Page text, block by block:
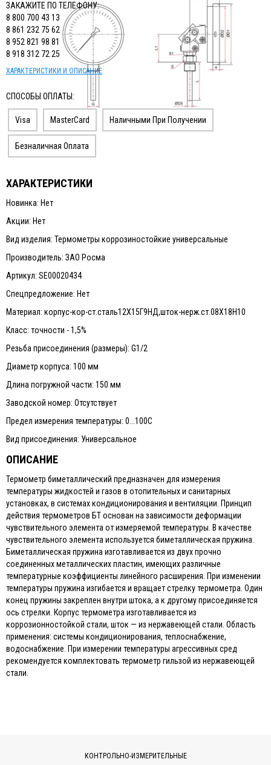
КАБЕЛЬ И КАБЕЛЕНЕСУЩИЕ СИСТЕМЫ
ЗАКАЖИТЕ ПО ТЕЛЕФОНУ:
8 800 700 43 13
8 861 232 75 62
8 952 821 98 81
8 918 312 72 25
ХАРАКТЕРИСТИКИ И ОПИСАНИЕ
СПОСОБЫ ОПЛАТЫ:
Visa MasterCard Наличными При Получении
Безналичная Оплата
ХАРАКТЕРИСТИКИ
Новинка: Нет
Акции: Нет
Вид изделия: Термометры коррозиностойкие универсальные
Производитель: ЗАО Росма
Артикул: SE00020434
Спецпредложение: Нет
Материал: корпус-кор-ст.сталь12Х15Г9НД,шток-нерж.ст.08Х18Н10
Класс: точности - 1,5%
Резьба присоединения (размеры): G1/2
Диаметр корпуса: 100 мм
Длина погружной части: 150 мм
Заводской номер: Отсутствует
Предел измерения температуры: 0...100C
Вид присоединения: Универсальное
ОПИСАНИЕ
Термометр биметаллический предназначен для измерения
температуры жидкостей и газов в отопительных и санитарных
установках, в системах кондиционирования и вентиляции. Принцип
действия термометров БТ основан на зависимости деформации
чувствительного элемента от измеряемой температуры. В качестве
чувствительного элемента используется биметаллическая пружина.
Биметаллическая пружина изготавливается из двух прочно
соединенных металлических пластин, имеющих различные
температурные коэффициенты линейного расширения. При изменении
температуры пружина изгибается и вращает стрелку термометра. Один
конец пружины закреплен внутри штока, а к другому присоединяется
ось стрелки. Корпус термометра изготавливается из
коррозионностойкой стали, шток — из нержавеющей стали. Область
применения: системы кондиционирования, теплоснабжение,
водоснабжение. При измерении температуры агрессивных сред
рекомендуется комплектовать термометр гильзой из нержавеющей
стали.
КОНТРОЛЬНО-ИЗМЕРИТЕЛЬНЫЕ